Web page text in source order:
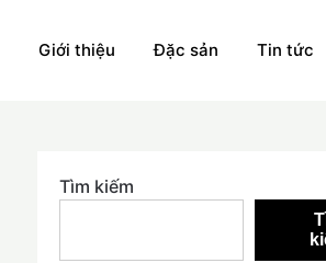
Giới thiệu Đặc sản Tin tức
Tìm kiếm